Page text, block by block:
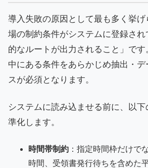
導入失敗の原因として最も多く挙げ
場の制約条件がシステムに登録さ
的なルートが出力されること」で
中にある条件をあらかじめ抽出・
スが必須となります。
システムに読み込ませる前に、以
準化します。
時間帯制約 ：指定時間枠だけで
時間、受領書発行待ちを含めた